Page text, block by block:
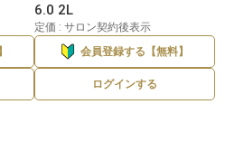
6.0 2L
定価 : サロン契約後表示
会員登録する【無料】
ログインする